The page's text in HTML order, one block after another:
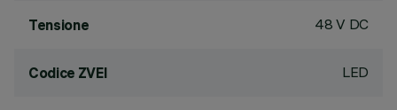
Tensione 48 V DC
Codice ZVEI LED